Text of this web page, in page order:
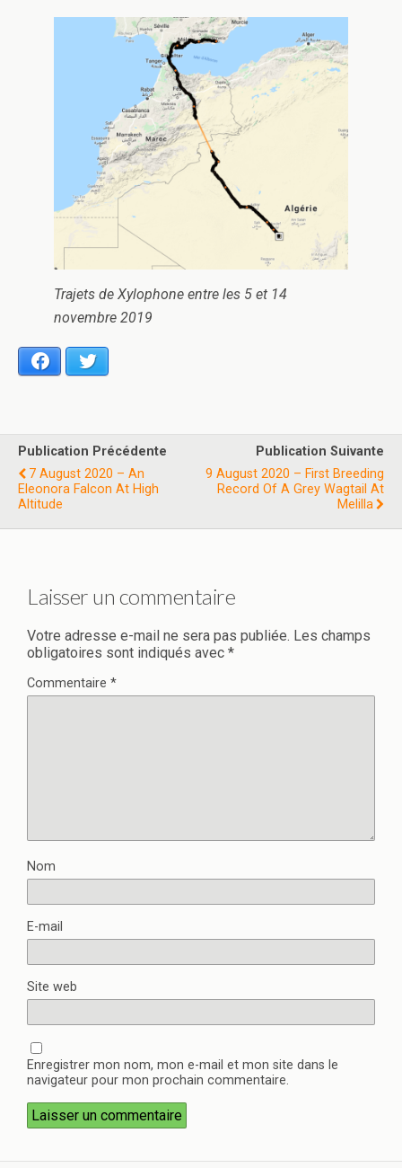
Trajets de Xylophone entre les 5 et 14
novembre 2019
Facebook
Publication Précédente
7 August 2020 – An
Eleonora Falcon At High
Altitude
Publication Suivante
9 August 2020 – First Breeding
Record Of A Grey Wagtail At
Melilla
Laisser un commentaire
Votre adresse e-mail ne sera pas publiée. Les champs
obligatoires sont indiqués avec *
Commentaire *
Nom
E-mail
Site web
Enregistrer mon nom, mon e-mail et mon site dans le
navigateur pour mon prochain commentaire.